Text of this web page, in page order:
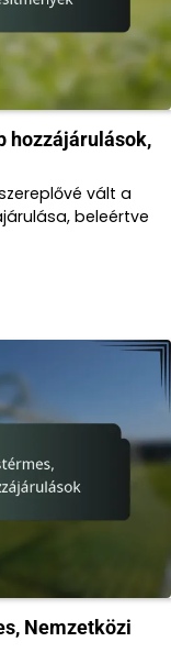
hozzájárulások,
vált a
beleértve
Nemzetközi